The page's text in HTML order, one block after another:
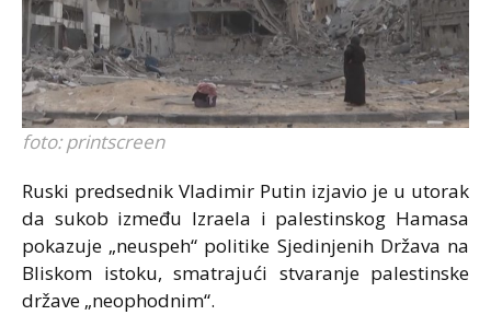
foto: printscreen
Ruski predsednik Vladimir Putin izjavio je u utorak
da sukob između Izraela i palestinskog Hamasa
pokazuje „neuspeh“ politike Sjedinjenih Država na
Bliskom istoku, smatrajući stvaranje palestinske
države „neophodnim“.